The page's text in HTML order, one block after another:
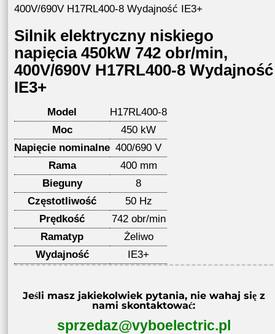
400V/690V H17RL400-8 Wydajność IE3+
Silnik elektryczny niskiego
napięcia 450kW 742 obr/min,
400V/690V H17RL400-8 Wydajność
IE3+
Model
H17RL400-8
Moc
450 kW
Napięcie nominalne 400/690 V
Rama
400 mm
Bieguny
8
Częstotliwość
50 Hz
Prędkość
742 obr/min
Ramatyp
Żeliwo
Wydajność
IE3+
Jeśli masz jakiekolwiek pytania, nie wahaj się z
nami skontaktować:
sprzedaz@vyboelectric.pl